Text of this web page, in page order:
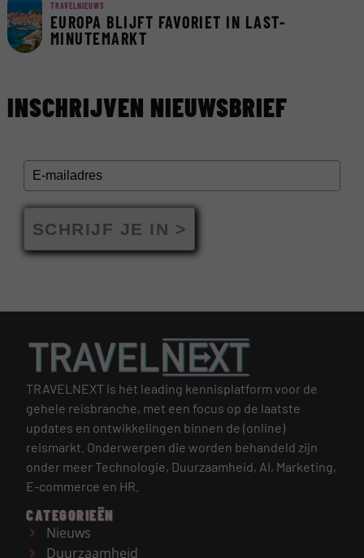
TRAVELNIEUWS
EUROPA BLIJFT FAVORIET IN LAST-
MINUTEMARKT
INSCHRIJVEN NIEUWSBRIEF
SCHRIJF JE IN >
TRAVELNEXT is hét leading kennisplatform voor de
gehele reisbranche, met een focus op de laatste
updates en ontwikkelingen binnen de (online)
reismarkt. Onderwerpen die worden behandeld zijn
onder meer Technologie, Duurzaamheid, AI, Marketing,
E-commerce en HR.
CATEGORIEËN
Nieuws
Duurzaamheid